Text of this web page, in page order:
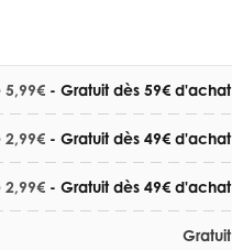
5,99€ - Gratuit dès 59€ d'achat
2,99€ - Gratuit dès 49€ d'achat
2,99€ - Gratuit dès 49€ d'achat
Gratuit